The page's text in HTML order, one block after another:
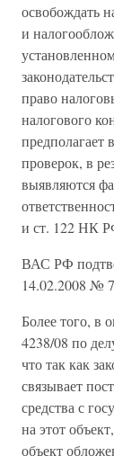
освобождать
и
право
налогового
предполагает
проверок, в
выявляются
и ст. 122 НК
ВАС РФ
14.02.2008 №
Более того, в
4238/08 по
что так как
связывает
средства с
на этот
объект